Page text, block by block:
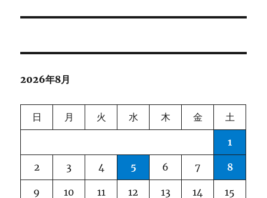
ビ
ョ
2026年8月
日 月 火 水 木 金 土
1
2 3 4 5 6 7 8
9 10 11 12 13 14 15